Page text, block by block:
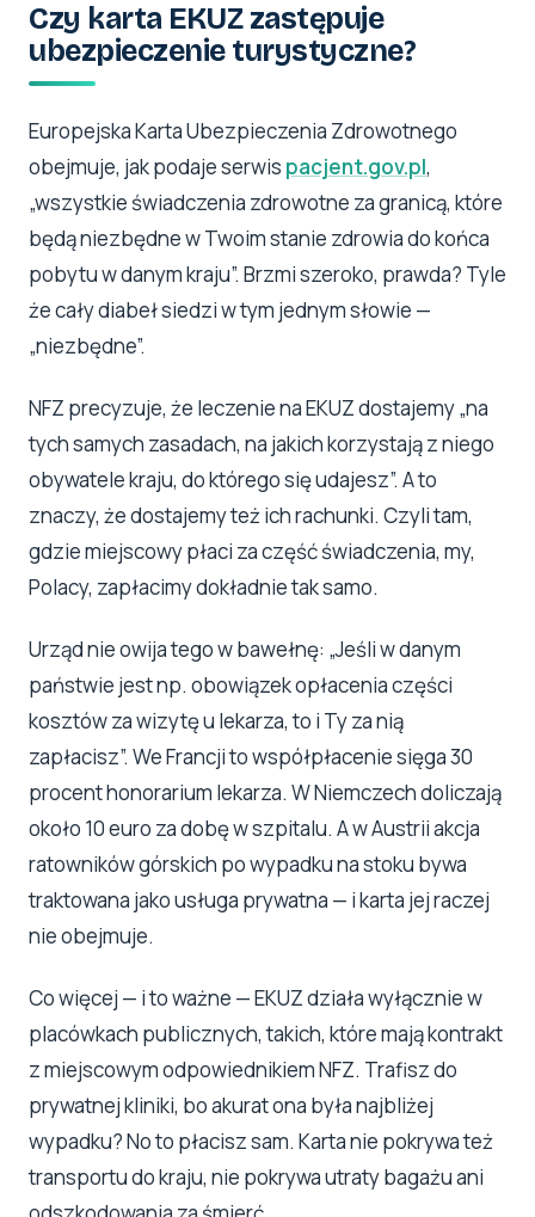
Czy karta EKUZ zastępuje
ubezpieczenie turystyczne?
Europejska Karta Ubezpieczenia Zdrowotnego
obejmuje, jak podaje serwis pacjent.gov.pl,
„wszystkie świadczenia zdrowotne za granicą, które
będą niezbędne w Twoim stanie zdrowia do końca
pobytu w danym kraju”. Brzmi szeroko, prawda? Tyle
że cały diabeł siedzi w tym jednym słowie —
„niezbędne”.
NFZ precyzuje, że leczenie na EKUZ dostajemy „na
tych samych zasadach, na jakich korzystają z niego
obywatele kraju, do którego się udajesz”. A to
znaczy, że dostajemy też ich rachunki. Czyli tam,
gdzie miejscowy płaci za część świadczenia, my,
Polacy, zapłacimy dokładnie tak samo.
Urząd nie owija tego w bawełnę: „Jeśli w danym
państwie jest np. obowiązek opłacenia części
kosztów za wizytę u lekarza, to i Ty za nią
zapłacisz”. We Francji to współpłacenie sięga 30
procent honorarium lekarza. W Niemczech doliczają
około 10 euro za dobę w szpitalu. A w Austrii akcja
ratowników górskich po wypadku na stoku bywa
traktowana jako usługa prywatna — i karta jej raczej
nie obejmuje.
Co więcej — i to ważne — EKUZ działa wyłącznie w
placówkach publicznych, takich, które mają kontrakt
z miejscowym odpowiednikiem NFZ. Trafisz do
prywatnej kliniki, bo akurat ona była najbliżej
wypadku? No to płacisz sam. Karta nie pokrywa też
transportu do kraju, nie pokrywa utraty bagażu ani